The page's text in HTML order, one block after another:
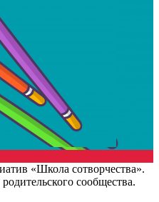
«Школа сотворчества».
сообщества.